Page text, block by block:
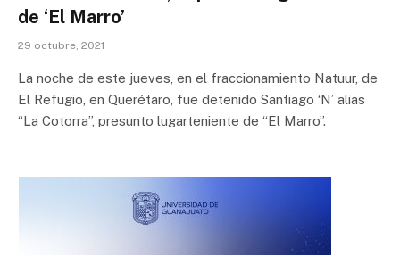
de ‘El Marro’
29 octubre, 2021
La noche de este jueves, en el fraccionamiento Natuur, de
El Refugio, en Querétaro, fue detenido Santiago ‘N’ alias
“La Cotorra”, presunto lugarteniente de “El Marro”.